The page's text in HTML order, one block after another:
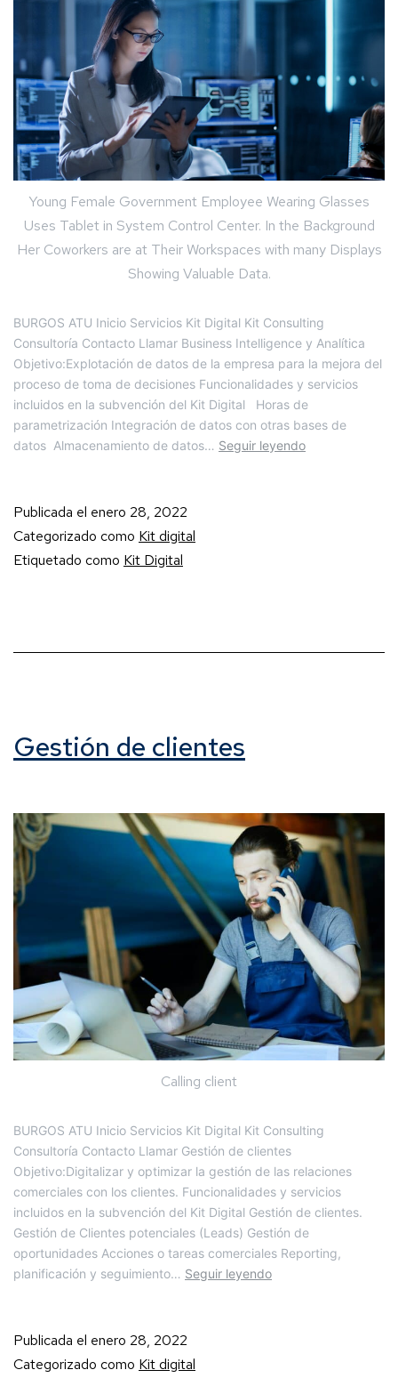
Young Female Government Employee Wearing Glasses
Uses Tablet in System Control Center. In the Background
Her Coworkers are at Their Workspaces with many Displays
Showing Valuable Data.
BURGOS ATU Inicio Servicios Kit Digital Kit Consulting
Consultoría Contacto Llamar Business Intelligence y Analítica
Objetivo:Explotación de datos de la empresa para la mejora del
proceso de toma de decisiones Funcionalidades y servicios
incluidos en la subvención del Kit Digital Horas de
parametrización Integración de datos con otras bases de
datos Almacenamiento de datos… Seguir leyendo
Publicada el enero 28, 2022
Categorizado como Kit digital
Etiquetado como Kit Digital
Gestión de clientes
Calling client
BURGOS ATU Inicio Servicios Kit Digital Kit Consulting
Consultoría Contacto Llamar Gestión de clientes
Objetivo:Digitalizar y optimizar la gestión de las relaciones
comerciales con los clientes. Funcionalidades y servicios
incluidos en la subvención del Kit Digital Gestión de clientes.
Gestión de Clientes potenciales (Leads) Gestión de
oportunidades Acciones o tareas comerciales Reporting,
planificación y seguimiento… Seguir leyendo
Publicada el enero 28, 2022
Categorizado como Kit digital